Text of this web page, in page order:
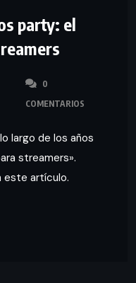
party: el
0
COMENTARIOS
largo de los años
streamers».
este artículo.